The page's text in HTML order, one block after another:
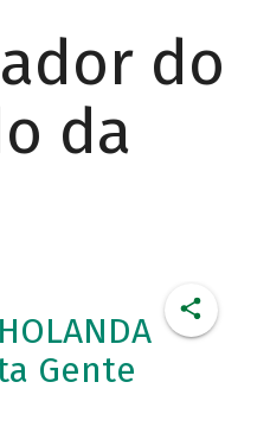
do
da
Gente